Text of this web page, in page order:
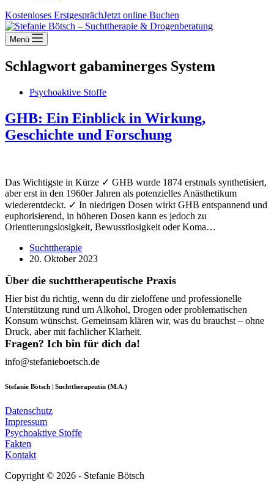
Kostenloses ErstgesprächJetzt online Buchen
Menü
Schlagwort gabaminerges System
Psychoaktive Stoffe
GHB: Ein Einblick in Wirkung,
Geschichte und Forschung
Das Wichtigste in Kürze ✓ GHB wurde 1874 erstmals synthetisiert,
aber erst in den 1960er Jahren als potenzielles Anästhetikum
wiederentdeckt. ✓ In niedrigen Dosen wirkt GHB entspannend und
euphorisierend, in höheren Dosen kann es jedoch zu
Orientierungslosigkeit, Bewusstlosigkeit oder Koma…
Suchttherapie
20. Oktober 2023
Über die suchttherapeutische Praxis
Hier bist du richtig, wenn du dir zieloffene und professionelle
Unterstützung rund um Alkohol, Drogen oder problematischen
Konsum wünschst. Gemeinsam klären wir, was du brauchst – ohne
Druck, aber mit fachlicher Klarheit.
Fragen? Ich bin für dich da!
info@stefanieboetsch.de
Stefanie Bötsch | Suchttherapeutin (M.A.)
Datenschutz
Impressum
Psychoaktive Stoffe
Fakten
Kontakt
Copyright © 2026 - Stefanie Bötsch